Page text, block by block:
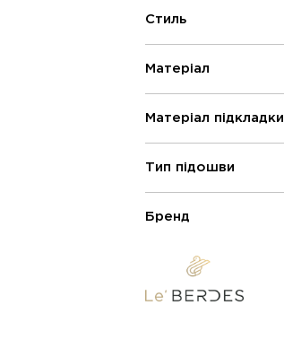
Стиль
Матеріал
Матеріал підкладки
Тип підошви
Бренд